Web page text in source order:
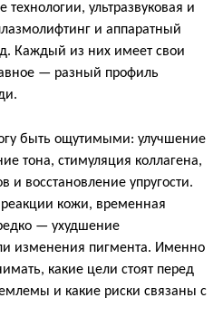
ультразвуковая и
и аппаратный
Каждый из них имеет свои
— разный профиль
быть ощутимыми: улучшение
тона, стимуляция коллагена,
восстановление упругости.
кожи, временная
— ухудшение
изменения пигмента. Именно
какие цели стоят перед
и какие риски связаны с